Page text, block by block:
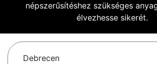
népszerűsítéshez szükséges
élvezhesse sikerét.
Debrecen